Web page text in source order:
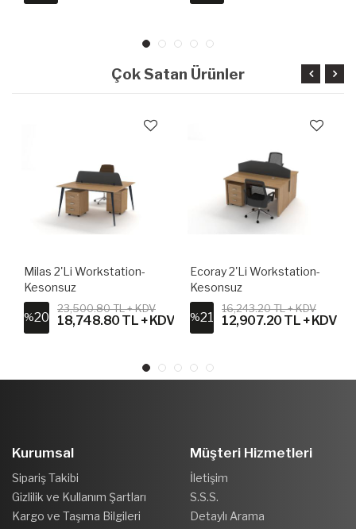
Çok Satan Ürünler
Milas 2'li Workstation-
Kesonsuz
%20
23,500.80 TL + KDV
18,748.80 TL + KDV
Ecoray 2'li Workstation-
Kesonsuz
%21
16,243.20 TL + KDV
12,907.20 TL + KDV
Kurumsal
Sipariş Takibi
Gizlilik ve Kullanım Şartları
Kargo ve Taşıma Bilgileri
Müşteri Hizmetleri
İletişim
S.S.S.
Detaylı Arama